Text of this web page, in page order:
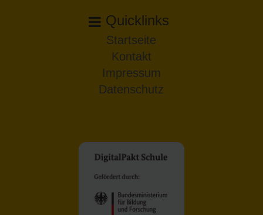
Quicklinks
Startseite
Kontakt
Impressum
Datenschutz